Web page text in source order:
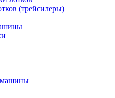
(трейсилеры)
машины